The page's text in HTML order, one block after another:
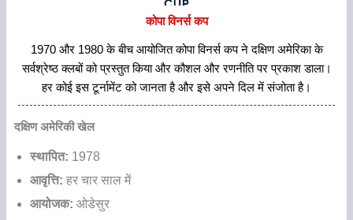
कोपा विनर्स कप
1970 और 1980 के बीच आयोजित कोपा विनर्स कप ने दक्षिण अमेरिका के
सर्वश्रेष्ठ क्लबों को प्रस्तुत किया और कौशल और रणनीति पर प्रकाश डाला।
हर कोई इस टूर्नामेंट को जानता है और इसे अपने दिल में संजोता है।
दक्षिण अमेरिकी खेल
स्थापित: 1978
आवृत्ति: हर चार साल में
आयोजक: ओडेसुर